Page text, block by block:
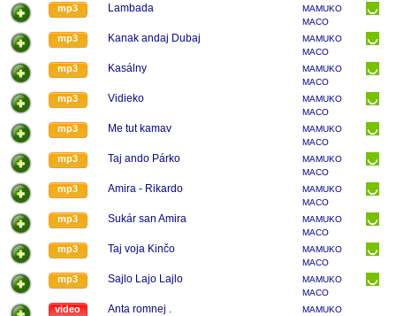
mp3 Lambada
MAMUKO
MACO
mp3 Kanak andaj Dubaj
MAMUKO
MACO
mp3 Kasálny
MAMUKO
MACO
mp3 Vidieko
MAMUKO
MACO
mp3 Me tut kamav
MAMUKO
MACO
mp3 Taj ando Párko
MAMUKO
MACO
mp3 Amira - Rikardo
MAMUKO
MACO
mp3 Sukár san Amira
MAMUKO
MACO
mp3 Taj voja Kinčo
MAMUKO
MACO
mp3 Sajlo Lajo Lajlo
MAMUKO
MACO
video Anta romnej .
MAMUKO